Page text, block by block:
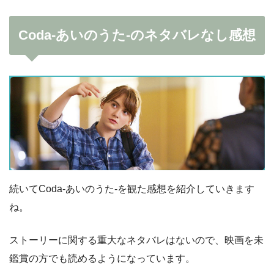
Coda-あいのうた-のネタバレなし感想
続いてCoda-あいのうた-を観た感想を紹介していきます
ね。
ストーリーに関する重大なネタバレはないので、映画を未
鑑賞の方でも読めるようになっています。